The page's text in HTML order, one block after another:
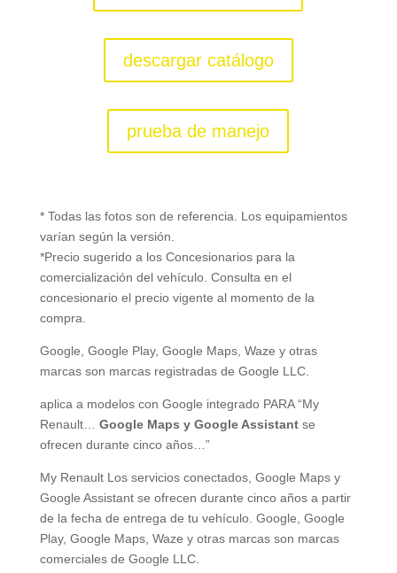
descargar catálogo
prueba de manejo
* Todas las fotos son de referencia. Los equipamientos
varían según la versión.
*Precio sugerido a los Concesionarios para la
comercialización del vehículo. Consulta en el
concesionario el precio vigente al momento de la
compra.
Google, Google Play, Google Maps, Waze y otras
marcas son marcas registradas de Google LLC.
aplica a modelos con Google integrado PARA “My
Renault…
Google Maps y Google Assistant se
ofrecen durante cinco años…”
My Renault Los servicios conectados, Google Maps y
Google Assistant se ofrecen durante cinco años a partir
de la fecha de entrega de tu vehículo. Google, Google
Play, Google Maps, Waze y otras marcas son marcas
comerciales de Google LLC.